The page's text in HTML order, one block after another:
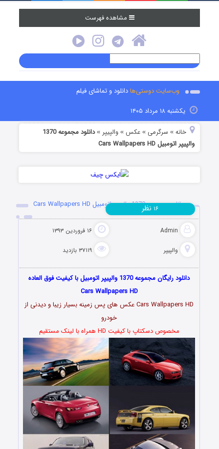
مشاهده فهرست
وب‌سایت دوستی‌هادانلود و تماشای فیلم
یکشنبه ۱۸ مرداد ۱۴۰۵
خانه » سرگرمی »عکس »والپیپر »
دانلود مجموعه 1370
والپیپر اتومبیل Cars Wallpapers HD
دانلود مجموعه 1370 والپیپر اتومبیل Cars Wallpapers HD
Admin ۱۶ فروردین ۱۳۹۳
والپیپر ۳۷۱۱۹ بازدید
۱۶ نظر
دانلود رایگان مجموعه 1370 والپیپر اتومبیل با کیفیت فوق العاده
Cars Wallpapers HD
Cars Wallpapers HD عکس های پس زمینه بسیار زیبا و دیدنی از
خودرو
مخصوص دسکتاپ با کیفیت HD همراه با لینک مستقیم